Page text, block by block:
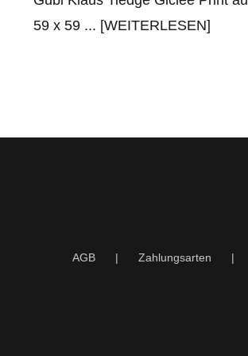
59 x 59 ... [WEITERLESEN]
AGB Zahlungsarten